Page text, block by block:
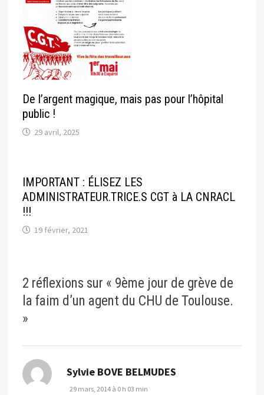
De l’argent magique, mais pas pour l’hôpital
public !
29 avril, 2025
IMPORTANT : ÉLISEZ LES
ADMINISTRATEUR.TRICE.S CGT à LA CNRACL
!!!
19 février, 2021
2 réflexions sur « 9ème jour de grève de
la faim d’un agent du CHU de Toulouse.
»
Sylvie BOVE BELMUDES
29 mars, 2014 à 0 h 03 min